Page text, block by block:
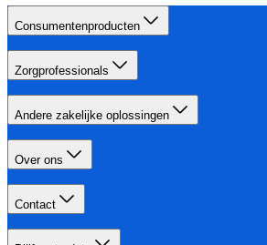
Consumentenproducten
Zorgprofessionals
Andere zakelijke oplossingen
Over ons
Contact